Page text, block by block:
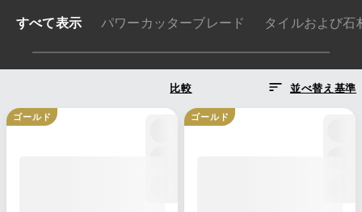
すべて表示 パワーカッターブレード
比較 並べ替え基準
ゴールド ゴールド